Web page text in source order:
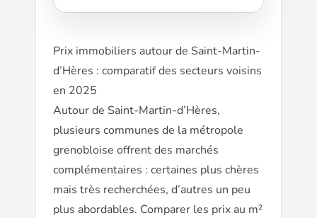
Prix immobiliers autour de Saint-Martin-
d’Hères : comparatif des secteurs voisins
en 2025
Autour de Saint-Martin-d’Hères,
plusieurs communes de la métropole
grenobloise offrent des marchés
complémentaires : certaines plus chères
mais très recherchées, d’autres un peu
plus abordables. Comparer les prix au m²